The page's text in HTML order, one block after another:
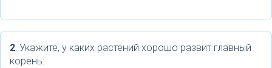
2. Укажите, у каких растений хорошо развит главный
корень: